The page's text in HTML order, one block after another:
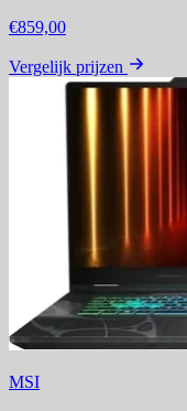
€859,00
Vergelijk prijzen
MSI